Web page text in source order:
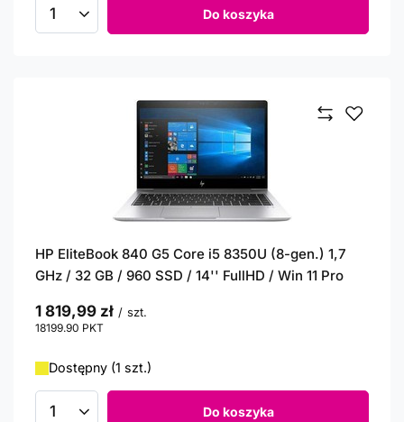
Ilość produktów Do koszyka
HP EliteBook 840 G5 Core i5 8350U (8-gen.) 1,7
GHz / 32 GB / 960 SSD / 14'' FullHD / Win 11 Pro
1 819,99 zł / szt.
18199.90 PKT
Dostępny (1 szt.)
Do koszyka